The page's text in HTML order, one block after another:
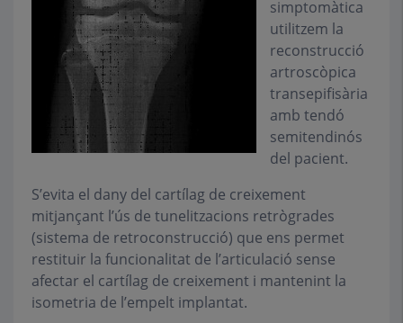
simptomàtica
utilitzem la
reconstrucció
artroscòpica
transepifisària
amb tendó
semitendinós
del pacient.
S’evita el dany del cartílag de creixement
mitjançant l’ús de tunelitzacions retrògrades
(sistema de retroconstrucció) que ens permet
restituir la funcionalitat de l’articulació sense
afectar el cartílag de creixement i mantenint la
isometria de l’empelt implantat.